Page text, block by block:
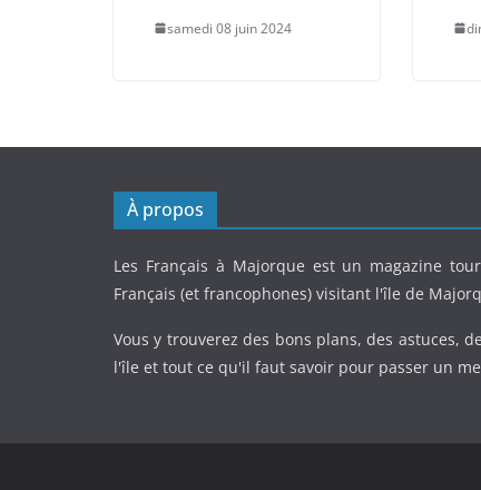
samedi 08 juin 2024
À propos
Les Français à Majorque est un magazine
Français (et francophones) visitant l'île de
Vous y trouverez des bons plans, des astuces,
l'île et tout ce qu'il faut savoir pour passer un